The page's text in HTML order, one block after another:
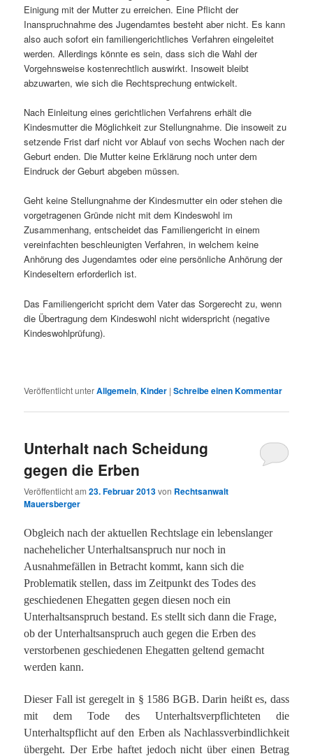
Einigung mit der Mutter zu erreichen. Eine Pflicht der
Inanspruchnahme des Jugendamtes besteht aber nicht. Es kann
also auch sofort ein familiengerichtliches Verfahren eingeleitet
werden. Allerdings könnte es sein, dass sich die Wahl der
Vorgehnsweise kostenrechtlich auswirkt. Insoweit bleibt
abzuwarten, wie sich die Rechtsprechung entwickelt.
Nach Einleitung eines gerichtlichen Verfahrens erhält die
Kindesmutter die Möglichkeit zur Stellungnahme. Die insoweit zu
setzende Frist darf nicht vor Ablauf von sechs Wochen nach der
Geburt enden. Die Mutter keine Erklärung noch unter dem
Eindruck der Geburt abgeben müssen.
Geht keine Stellungnahme der Kindesmutter ein oder stehen die
vorgetragenen Gründe nicht mit dem Kindeswohl im
Zusammenhang, entscheidet das Familiengericht in einem
vereinfachten beschleunigten Verfahren, in welchem keine
Anhörung des Jugendamtes oder eine persönliche Anhörung der
Kindeseltern erforderlich ist.
Das Familiengericht spricht dem Vater das Sorgerecht zu, wenn
die Übertragung dem Kindeswohl nicht widerspricht (negative
Kindeswohlprüfung).
Veröffentlicht unterAllgemein,Kinder |Schreibe einen Kommentar
Unterhalt nach Scheidung
gegen die Erben
Veröffentlicht am23. Februar 2013von Rechtsanwalt
Mauersberger
Obgleich nach der aktuellen Rechtslage ein lebenslanger
nachehelicher Unterhaltsanspruch nur noch in
Ausnahmefällen in Betracht kommt, kann sich die
Problematik stellen, dass im Zeitpunkt des Todes des
geschiedenen Ehegatten gegen diesen noch ein
Unterhaltsanspruch bestand. Es stellt sich dann die Frage,
ob der Unterhaltsanspruch auch gegen die Erben des
verstorbenen geschiedenen Ehegatten geltend gemacht
werden kann.
Dieser Fall ist geregelt in § 1586 BGB. Darin heißt es, dass
mit dem Tode des Unterhaltsverpflichteten die
Unterhaltspflicht auf den Erben als Nachlassverbindlichkeit
übergeht. Der Erbe haftet jedoch nicht über einen Betrag